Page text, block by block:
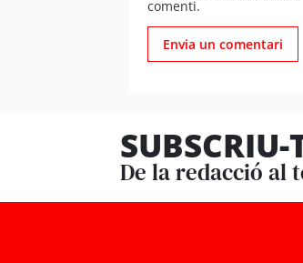
comenti.
De la redacció al